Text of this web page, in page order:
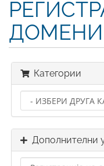
ДОМЕНИ
Категории
Дополнителни